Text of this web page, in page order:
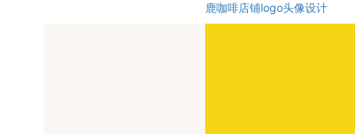
鹿咖啡店铺logo头像设计